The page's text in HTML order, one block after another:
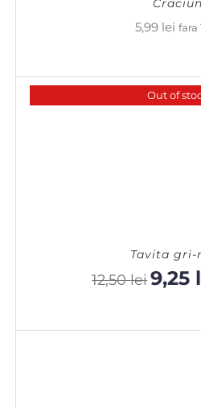
Craciun
5,99 lei fara
Out of
Tavita gri-
12,50leiPrețul
fost:
9,25